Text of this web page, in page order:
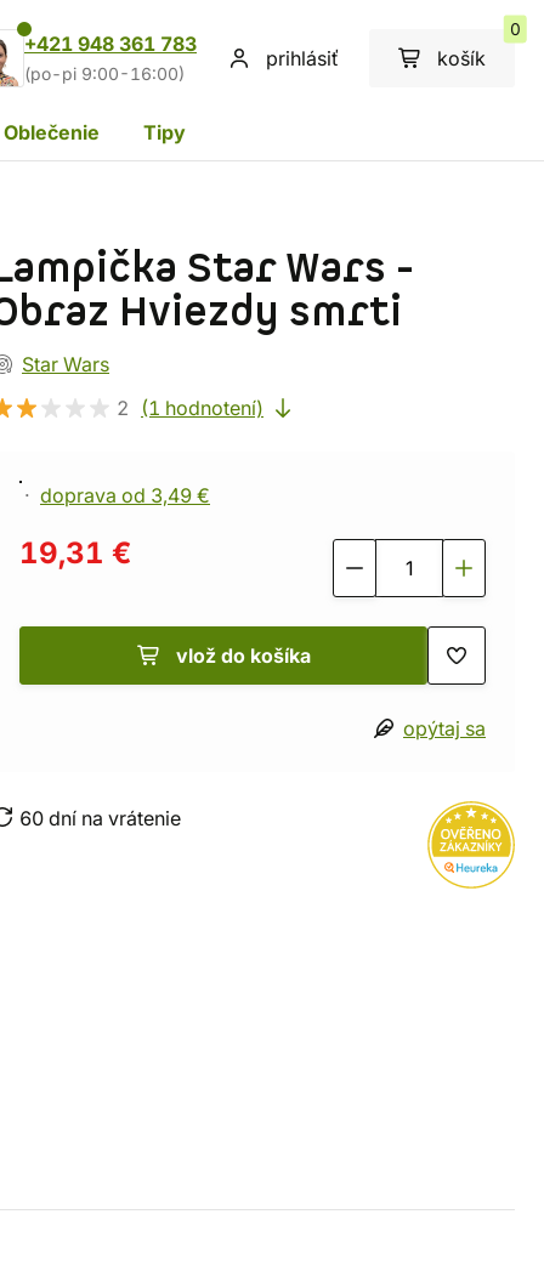
+421 948 361 783
(po-pi 9:00-16:00)
prihlásiť košík
0
Oblečenie Tipy
Star Wars -
Hviezdy smrti
Star Wars
2
(1 hodnotení)
doprava od 3,49 €
19,31 €
vlož do košíka
opýtaj sa
60 dní na vrátenie